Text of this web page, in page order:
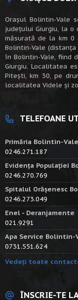
Oraşul Bolintin-
judeţului Giurgiu, la
măsurată de la km 0
Bolintin-Vale
în Bolintin-Vale, fiind
Giurgiu. Localitatea
Piteşti, km 30, pe
localitatea Videle şi
TELEFOANE
Primăria Bolintin-Vale
0246.271.187
Evidența Populației
0246.270.769
Spitalul Orășenesc
0246.273.049
Enel - Deranjamente
021.9291
Apa Service Bolintin-
0731.551.624
Vedeți toate
ÎNSCRIE-TE